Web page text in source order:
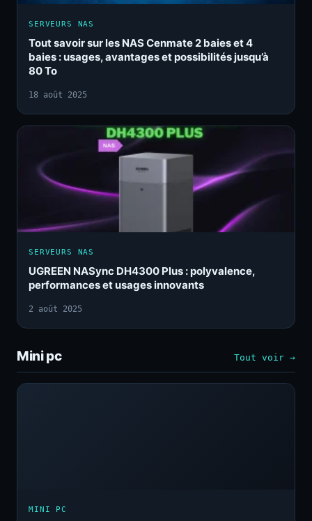
SERVEURS NAS
Tout savoir sur les NAS Cenmate 2 baies et 4
baies : usages, avantages et possibilités jusqu’à
80 To
18 août 2025
SERVEURS NAS
UGREEN NASync DH4300 Plus : polyvalence,
performances et usages innovants
2 août 2025
Mini pc Tout voir →
MINI PC